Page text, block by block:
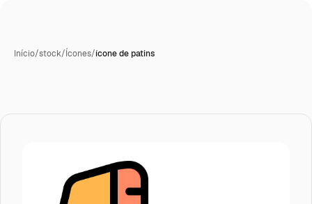
Início/stock/Ícones/ícone de patins